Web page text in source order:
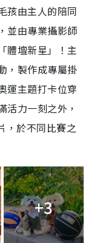
孩由主人的陪同
並由專業攝影師
體壇新星」！主
，製作成專屬掛
運主題打卡位穿
活力一刻之外，
，於不同比賽之
+3